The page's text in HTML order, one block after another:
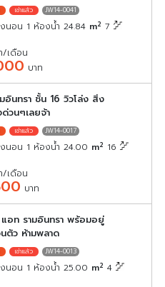
JW14-0041
นอน 1 ห้องน้ำ 24.84 m2 7
/เดือน
บาท
อินทรา ชั้น 16 วิวโล่ง สิ่ง
วนๆเลยจ้า
JW14-0017
นอน 1 ห้องน้ำ 24.00 m2 16
/เดือน
บาท
อท รามอินทรา พร้อมอยู่
ตัว ห้ามพลาด
JW14-0013
นอน 1 ห้องน้ำ 25.00 m2 4